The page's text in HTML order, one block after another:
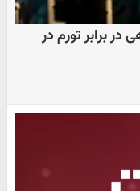
در برابر تورم در